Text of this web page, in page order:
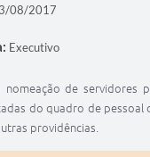
08/2017
Executivo
nomeação de servidores
do quadro de pessoal
providências.